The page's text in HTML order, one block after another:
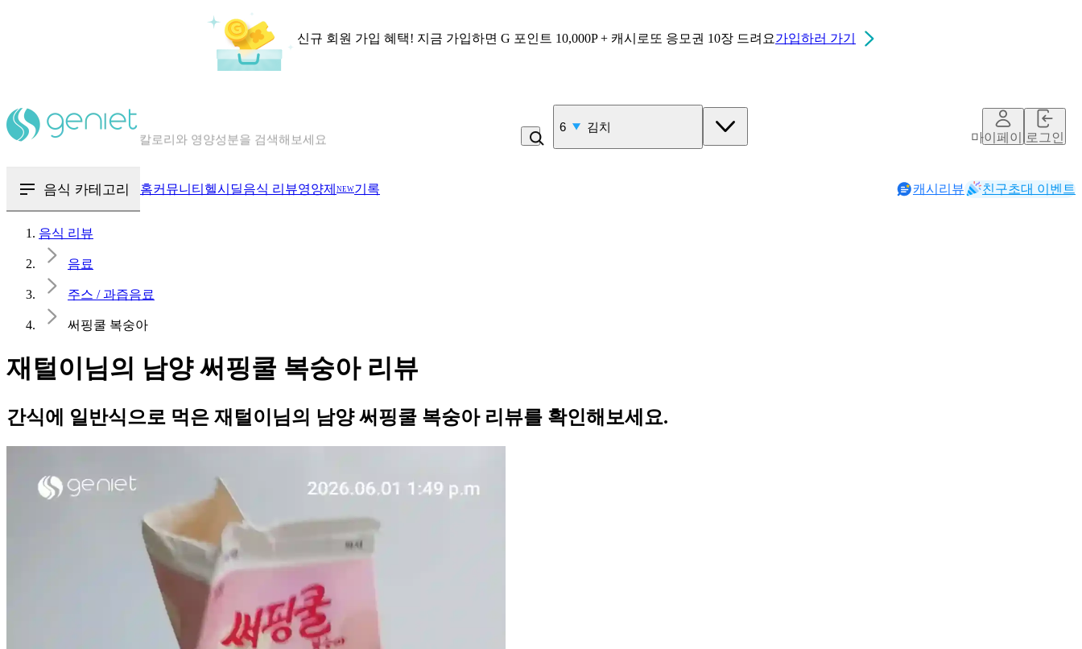
신규 회원 가입 혜택! 지금 가입하면 G 포인트 10,000P + 캐시로또 응모권 10장 드려요가입하러 가기
칼로리와 영양성분을 검색해보세요
7 삼겹살
마이페이지로그인
음식 카테고리 홈커뮤니티 헬시딜음식 리뷰영양제 NEW기록 캐시리뷰 친구초대 이벤트
음식 리뷰
음료
주스 / 과즙음료
써핑쿨 복숭아
재털이님의 남양 써핑쿨 복숭아 리뷰
간식에 일반식으로 먹은 재털이님의 남양 써핑쿨 복숭아 리뷰를 확인해보세요.